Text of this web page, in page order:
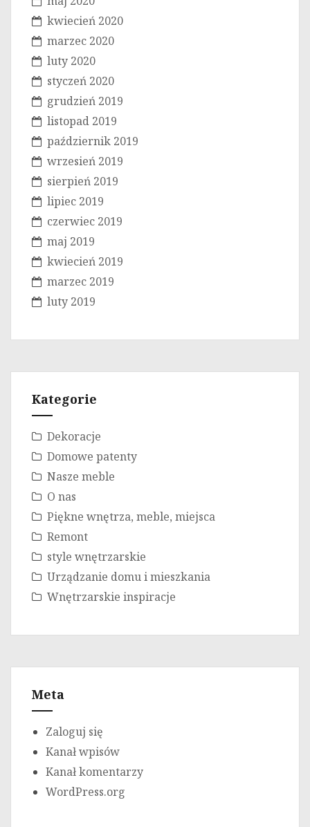
kwiecień 2020
marzec 2020
luty 2020
styczeń 2020
grudzień 2019
listopad 2019
październik 2019
wrzesień 2019
sierpień 2019
lipiec 2019
czerwiec 2019
maj 2019
kwiecień 2019
marzec 2019
luty 2019
Kategorie
Dekoracje
Domowe patenty
Nasze meble
O nas
Piękne wnętrza, meble, miejsca
Remont
style wnętrzarskie
Urządzanie domu i mieszkania
Wnętrzarskie inspiracje
Meta
Zaloguj się
Kanał wpisów
Kanał komentarzy
WordPress.org